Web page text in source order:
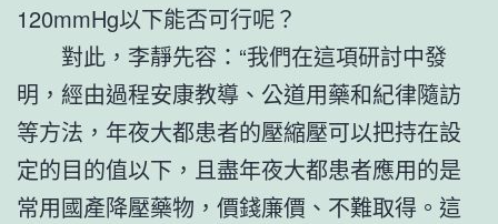
120mmHg以下能否可行呢？
對此，李靜先容：“我們在這項研討中發
明，經由過程安康教導、公道用藥和紀律隨訪
等方法，年夜大都患者的壓縮壓可以把持在設
定的目的值以下，且盡年夜大都患者應用的是
常用國產降壓藥物，價錢廉價、不難取得。這